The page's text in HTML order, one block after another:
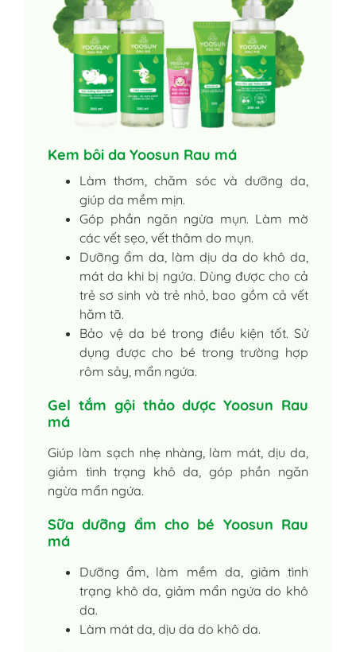
Kem bôi da Yoosun Rau má
Làm thơm, chăm sóc và dưỡng da,
giúp da mềm mịn.
Góp phần ngăn ngừa mụn. Làm mờ
các vết sẹo, vết thâm do mụn.
Dưỡng ẩm da, làm dịu da do khô da,
mát da khi bị ngứa. Dùng được cho cả
trẻ sơ sinh và trẻ nhỏ, bao gồm cả vết
hăm tã.
Bảo vệ da bé trong điều kiện tốt. Sử
dụng được cho bé trong trường hợp
rôm sảy, mẩn ngứa.
Gel tắm gội thảo dược Yoosun Rau
má
Giúp làm sạch nhẹ nhàng, làm mát, dịu da,
giảm tình trạng khô da, góp phần ngăn
ngừa mẩn ngứa.
Sữa dưỡng ẩm cho bé Yoosun Rau
má
Dưỡng ẩm, làm mềm da, giảm tình
trạng khô da, giảm mẩn ngứa do khô
da.
Làm mát da, dịu da do khô da.